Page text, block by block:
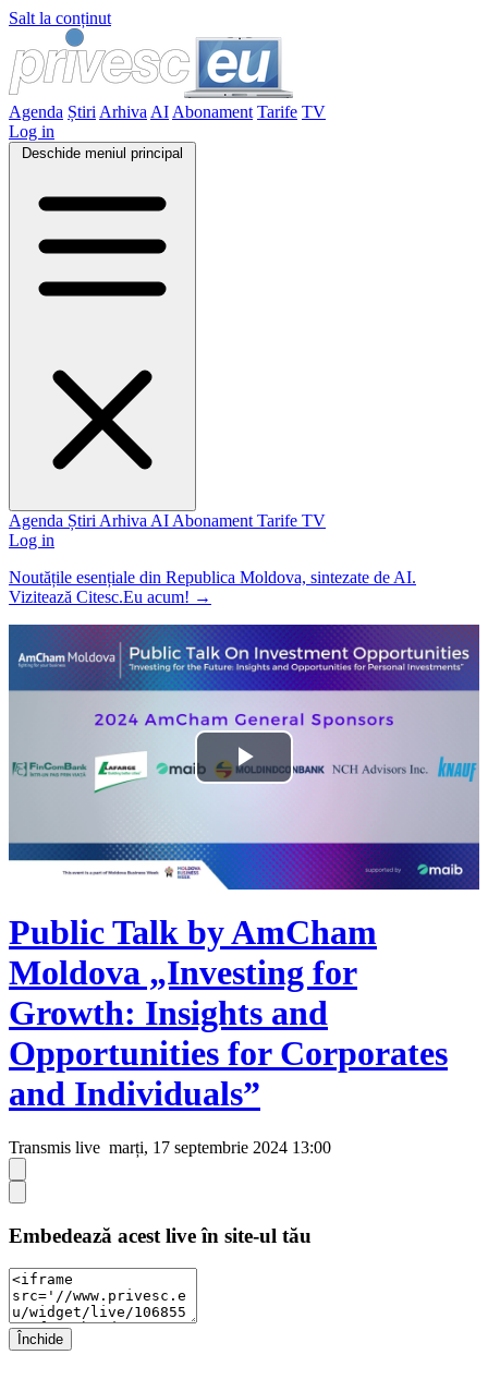
Salt la conținut
Agenda Știri Arhiva AI Abonament Tarife TV
Log in
Deschide meniul principal
Agenda Știri Arhiva AI Abonament Tarife TV
Log in
Noutățile esențiale din Republica Moldova, sintezate de AI.
Vizitează Citesc.Eu acum! →
Play
Public Talk by AmCham
Moldova „Investing for
Growth: Insights and
Opportunities for Corporates
and Individuals”
Transmis live marți, 17 septembrie 2024 13:00
Embedează acest live în site-ul tău
Închide